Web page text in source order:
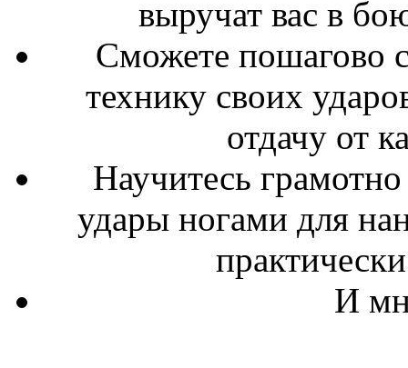
выручат вас в
Сможете пошагово
технику своих
отдачу от
Научитесь
удары ногами для
И